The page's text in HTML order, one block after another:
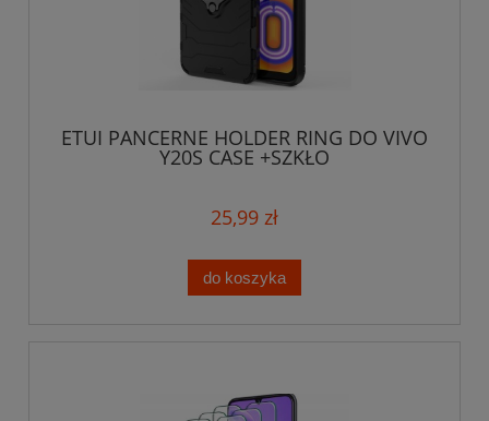
ETUI PANCERNE HOLDER RING DO VIVO
Y20S CASE +SZKŁO
25,99 zł
do koszyka